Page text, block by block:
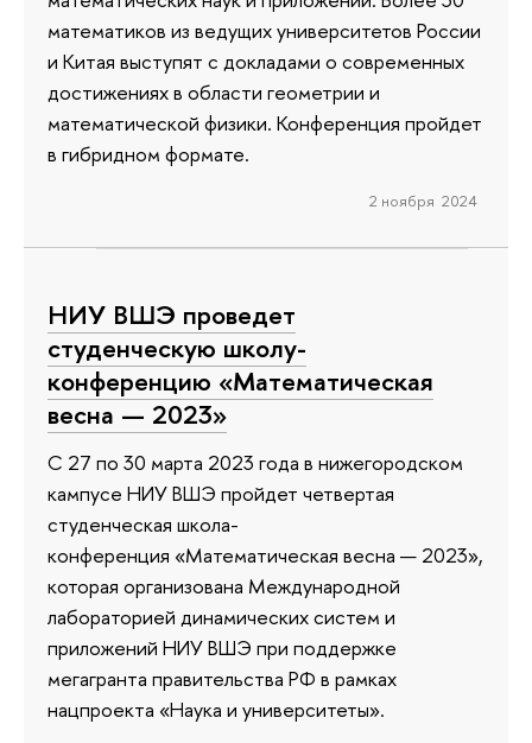
математиков из ведущих университетов России
и Китая выступят с докладами о современных
достижениях в области геометрии и
математической физики. Конференция пройдет
в гибридном формате.
2 ноября 2024
НИУ ВШЭ проведет
студенческую школу-
конференцию «Математическая
весна — 2023»
С 27 по 30 марта 2023 года в нижегородском
кампусе НИУ ВШЭ пройдет четвертая
студенческая школа-
конференция «Математическая весна — 2023»,
которая организована Международной
лабораторией динамических систем и
приложений НИУ ВШЭ при поддержке
мегагранта правительства РФ в рамках
нацпроекта «Наука и университеты».